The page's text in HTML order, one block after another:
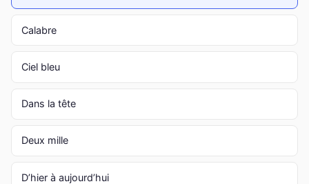
Calabre
Ciel bleu
Dans la tête
Deux mille
D’hier à aujourd’hui